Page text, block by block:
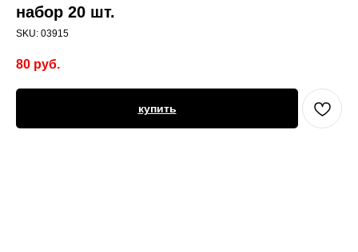
набор 20 шт.
SKU: 03915
80 руб.
купить